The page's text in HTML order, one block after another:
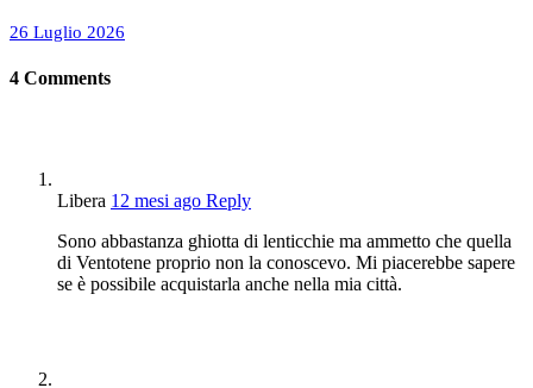
26 Luglio 2026
4 Comments
Libera 12 mesi ago Reply
Sono abbastanza ghiotta di lenticchie ma ammetto che quella
di Ventotene proprio non la conoscevo. Mi piacerebbe sapere
se è possibile acquistarla anche nella mia città.